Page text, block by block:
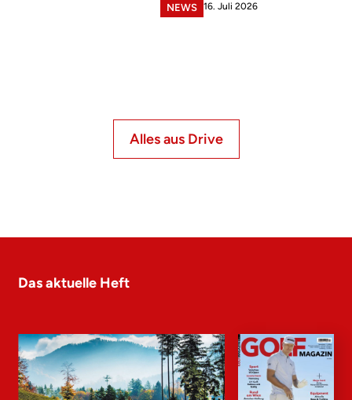
NEWS 16. Juli 2026
Alles aus Drive
Das aktuelle Heft